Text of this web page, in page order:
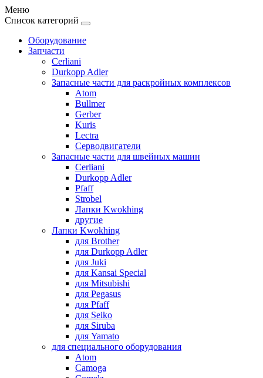
Меню
Список категорий
Оборудование
Запчасти
Cerliani
Durkopp Adler
Запасные части для раскройных комплексов
Atom
Bullmer
Gerber
Kuris
Lectra
Серводвигатели
Запасные части для швейных машин
Cerliani
Durkopp Adler
Pfaff
Strobel
Лапки Kwokhing
другие
Лапки Kwokhing
для Brother
для Durkopp Adler
для Juki
для Kansai Special
для Mitsubishi
для Pegasus
для Pfaff
для Seiko
для Siruba
для Yamato
для специального оборудования
Atom
Camoga